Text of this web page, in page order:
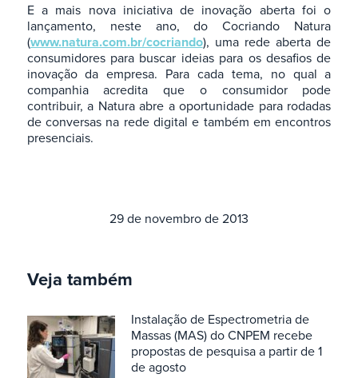
E a mais nova iniciativa de inovação aberta foi o
lançamento, neste ano, do Cocriando Natura
(www.natura.com.br/cocriando), uma rede aberta de
consumidores para buscar ideias para os desafios de
inovação da empresa. Para cada tema, no qual a
companhia acredita que o consumidor pode
contribuir, a Natura abre a oportunidade para rodadas
de conversas na rede digital e também em encontros
presenciais.
29 de novembro de 2013
Veja também
Instalação de Espectrometria de
Massas (MAS) do CNPEM recebe
propostas de pesquisa a partir de 1
de agosto